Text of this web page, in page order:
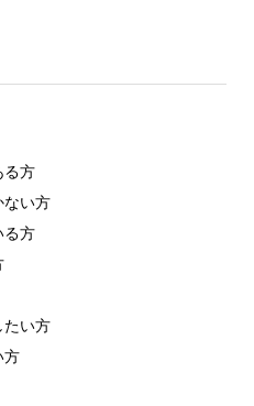
る方
ない方
る方
たい方
方